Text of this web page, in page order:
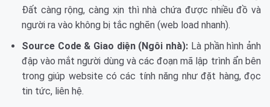
Đất càng rộng, càng xịn thì nhà chứa được nhiều đồ và
người ra vào không bị tắc nghẽn (web load nhanh).
Source Code & Giao diện (Ngôi nhà): Là phần hình ảnh
đập vào mắt người dùng và các đoạn mã lập trình ẩn bên
trong giúp website có các tính năng như đặt hàng, đọc
tin tức, liên hệ.